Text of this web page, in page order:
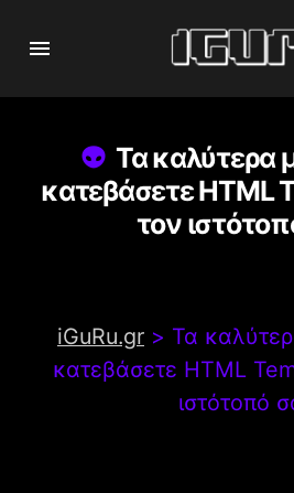
Τα καλύτερα
κατεβάσετε HTML
τον
iGuRu.gr > Τα
κατεβάσετε HTML
ιστότοπό